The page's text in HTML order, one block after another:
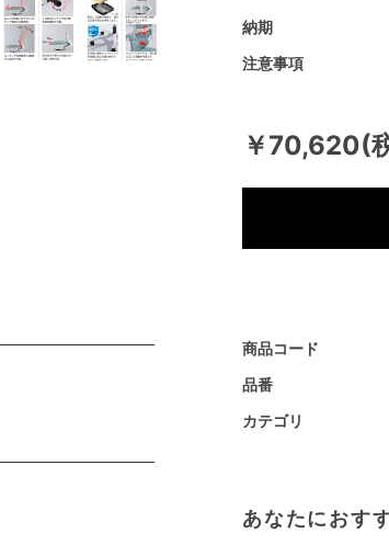
￥70,620(
商品コード
品番
カテゴリ
注意事項
納期
あなたにおす